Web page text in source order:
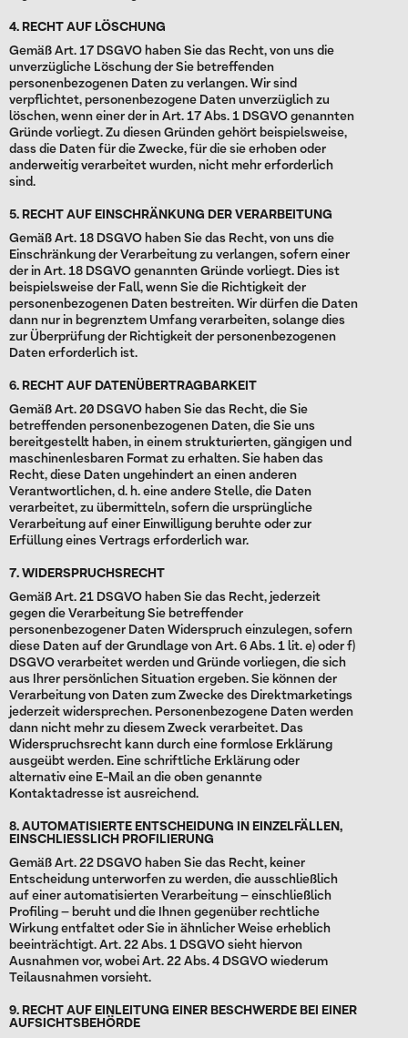
4. RECHT AUF LÖSCHUNG
Gemäß Art. 17 DSGVO haben Sie das Recht, von uns die
unverzügliche Löschung der Sie betreffenden
personenbezogenen Daten zu verlangen. Wir sind
verpflichtet, personenbezogene Daten unverzüglich zu
löschen, wenn einer der in Art. 17 Abs. 1 DSGVO genannten
Gründe vorliegt. Zu diesen Gründen gehört beispielsweise,
dass die Daten für die Zwecke, für die sie erhoben oder
anderweitig verarbeitet wurden, nicht mehr erforderlich
sind.
5. RECHT AUF EINSCHRÄNKUNG DER VERARBEITUNG
Gemäß Art. 18 DSGVO haben Sie das Recht, von uns die
Einschränkung der Verarbeitung zu verlangen, sofern einer
der in Art. 18 DSGVO genannten Gründe vorliegt. Dies ist
beispielsweise der Fall, wenn Sie die Richtigkeit der
personenbezogenen Daten bestreiten. Wir dürfen die Daten
dann nur in begrenztem Umfang verarbeiten, solange dies
zur Überprüfung der Richtigkeit der personenbezogenen
Daten erforderlich ist.
6. RECHT AUF DATENÜBERTRAGBARKEIT
Gemäß Art. 20 DSGVO haben Sie das Recht, die Sie
betreffenden personenbezogenen Daten, die Sie uns
bereitgestellt haben, in einem strukturierten, gängigen und
maschinenlesbaren Format zu erhalten. Sie haben das
Recht, diese Daten ungehindert an einen anderen
Verantwortlichen, d. h. eine andere Stelle, die Daten
verarbeitet, zu übermitteln, sofern die ursprüngliche
Verarbeitung auf einer Einwilligung beruhte oder zur
Erfüllung eines Vertrags erforderlich war.
7. WIDERSPRUCHSRECHT
Gemäß Art. 21 DSGVO haben Sie das Recht, jederzeit
gegen die Verarbeitung Sie betreffender
personenbezogener Daten Widerspruch einzulegen, sofern
diese Daten auf der Grundlage von Art. 6 Abs. 1 lit. e) oder f)
DSGVO verarbeitet werden und Gründe vorliegen, die sich
aus Ihrer persönlichen Situation ergeben. Sie können der
Verarbeitung von Daten zum Zwecke des Direktmarketings
jederzeit widersprechen. Personenbezogene Daten werden
dann nicht mehr zu diesem Zweck verarbeitet. Das
Widerspruchsrecht kann durch eine formlose Erklärung
ausgeübt werden. Eine schriftliche Erklärung oder
alternativ eine E-Mail an die oben genannte
Kontaktadresse ist ausreichend.
8. AUTOMATISIERTE ENTSCHEIDUNG IN EINZELFÄLLEN,
EINSCHLIESSLICH PROFILIERUNG
Gemäß Art. 22 DSGVO haben Sie das Recht, keiner
Entscheidung unterworfen zu werden, die ausschließlich
auf einer automatisierten Verarbeitung – einschließlich
Profiling – beruht und die Ihnen gegenüber rechtliche
Wirkung entfaltet oder Sie in ähnlicher Weise erheblich
beeinträchtigt. Art. 22 Abs. 1 DSGVO sieht hiervon
Ausnahmen vor, wobei Art. 22 Abs. 4 DSGVO wiederum
Teilausnahmen vorsieht.
9. RECHT AUF EINLEITUNG EINER BESCHWERDE BEI EINER
AUFSICHTSBEHÖRDE